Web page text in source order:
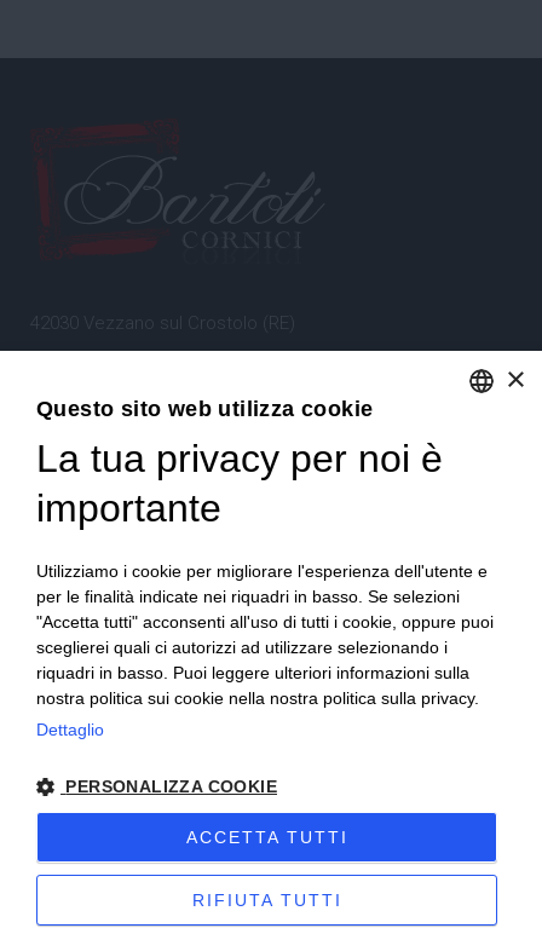
42030 Vezzano sul Crostolo (RE)
Tel.
Stefano Bartoli – P.Iva00764300356
Home Progetto News
Archivio/Portfolio
Contatti
Sitemap
2024 Corniciefotodautore ·Condizioni di vendita
Privacy·Sitemap
progettato da Stefano Bartoli e creato da:
×
Questo sito web utilizza cookie
La tua privacy per noi è
importante
Utilizziamo i cookie per migliorare l'esperienza dell'utente e
per le finalità indicate nei riquadri in basso. Se selezioni
"Accetta tutti" acconsenti all'uso di tutti i cookie, oppure puoi
sceglierei quali ci autorizzi ad utilizzare selezionando i
riquadri in basso. Puoi leggere ulteriori informazioni sulla
nostra politica sui cookie nella nostra politica sulla privacy.
Dettaglio
PERSONALIZZA COOKIE
ACCETTA TUTTI
RIFIUTA TUTTI